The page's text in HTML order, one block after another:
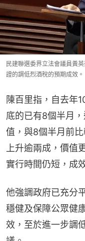
民建聯選委界立法會議員黃
證的調低烈酒稅的預期成效。
陳百里指，自去年
底的已有8個半月
值，與8個半月前
上升逾兩成，價值
實行時間仍短，成
他強調政府已充分
穩健及保障公眾健
效，至於進一步調